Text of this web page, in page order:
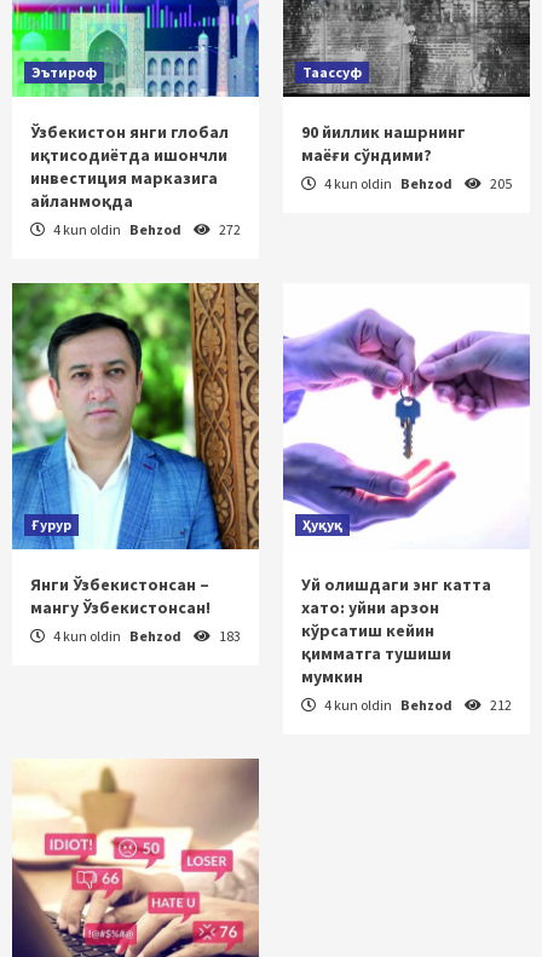
Эътироф
Ўзбекистон янги глобал
иқтисодиётда ишончли
инвестиция марказига
айланмоқда
4 kun oldin Behzod 272
Таассуф
90 йиллик нашрнинг
маёғи сўндими?
4 kun oldin Behzod 205
Ғурур
Янги Ўзбекистонсан –
мангу Ўзбекистонсан!
4 kun oldin Behzod 183
Ҳуқуқ
Уй олишдаги энг катта
хато: уйни арзон
кўрсатиш кейин
қимматга тушиши
мумкин
4 kun oldin Behzod 212